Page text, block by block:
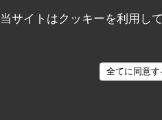
当サイトはクッキーを利用し
全てに同意す